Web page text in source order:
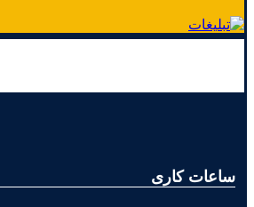
ساعات کاری